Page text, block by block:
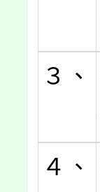
３、
４、